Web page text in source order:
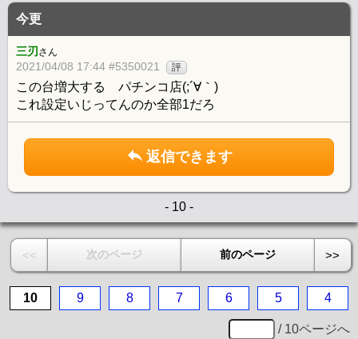
今更
三刃 さん
2021/04/08 17:44 #5350021 評
この台増大する パチンコ店(;´∀｀)
これ設定いじってんのか全部1だろ
返信できます
- 10 -
<< 次のページ 前のページ >>
10 9 8 7 6 5 4
/ 10ページへ